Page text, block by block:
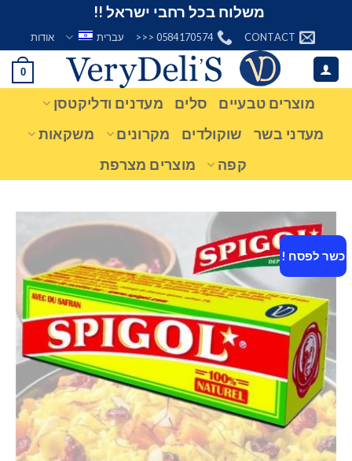
content
משלוח בכל רחבי ישראל !!
CONTACT
0584170574 <<< עברית אודות
0
מוצרים טבעיים סלים
מעדנים ודליקטסן
מעדני בשר
שוקולדים מקרונים
משקאות
קפה
מוצרים מצרפת
כשר לפסח !